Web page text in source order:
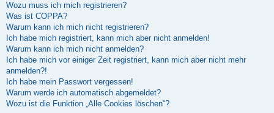
Wozu muss ich mich registrieren?
Was ist COPPA?
Warum kann ich mich nicht registrieren?
Ich habe mich registriert, kann mich aber nicht anmelden!
Warum kann ich mich nicht anmelden?
Ich habe mich vor einiger Zeit registriert, kann mich aber nicht mehr
anmelden?!
Ich habe mein Passwort vergessen!
Warum werde ich automatisch abgemeldet?
Wozu ist die Funktion „Alle Cookies löschen“?